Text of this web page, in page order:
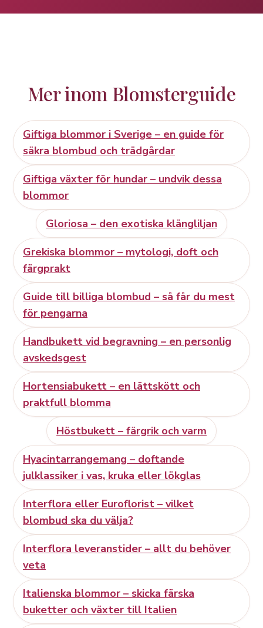
Mer inom Blomsterguide
Giftiga blommor i Sverige – en guide för
säkra blombud och trädgårdar
Giftiga växter för hundar – undvik dessa
blommor
Gloriosa – den exotiska klängliljan
Grekiska blommor – mytologi, doft och
färgprakt
Guide till billiga blombud – så får du mest
för pengarna
Handbukett vid begravning – en personlig
avskedsgest
Hortensiabukett – en lättskött och
praktfull blomma
Höstbukett – färgrik och varm
Hyacintarrangemang – doftande
julklassiker i vas, kruka eller lökglas
Interflora eller Euroflorist – vilket
blombud ska du välja?
Interflora leveranstider – allt du behöver
veta
Italienska blommor – skicka färska
buketter och växter till Italien